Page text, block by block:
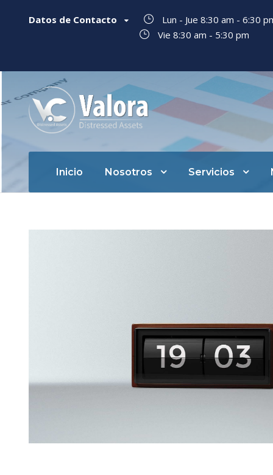
Datos de Contacto Lun - Jue 8:30 am - 6:30
Vie 8:30 am - 5:30 pm
Inicio Nosotros Servicios